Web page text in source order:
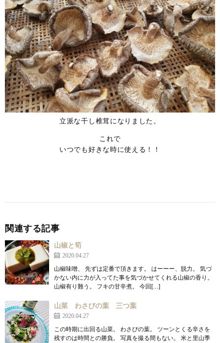
立派な干し椎茸になりました。
これで
いつでも好きな時に使える！！
関連する記事
山椒と筍
2020.04.27
山椒味噌、 先ずは定番で頂きます。 はーーー、脱力。 気づ
かない内に力が入ってた事を気づかせてくれる山椒の香り。
山椒有り難う。 フキの甘辛煮。 今回[…]
山菜 わさびの葉 三つ葉
2020.04.27
この時期に出回る山菜。 わさびの葉。 ツーンとくる辛さを
残すのは時間との勝負。 写真を撮る間もない。 米と里山季